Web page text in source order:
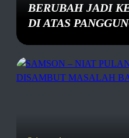
BERUBAH JADI
DI ATAS